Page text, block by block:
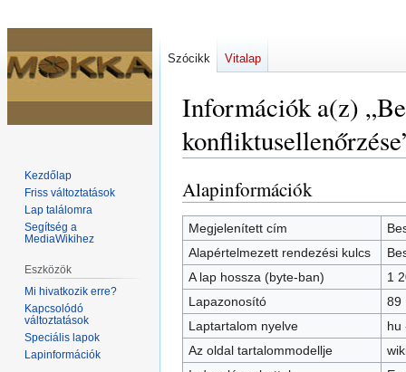
Információk a(z)
Ugrás
a
navigációhoz
Ugrás
a
kereséshez
Alapinformációk
Megjelenített cím
Alapértelmezett rendezési kulcs
A lap hossza (byte-ban)
1
Lapazonosító
89
Laptartalom nyelve
hu
Az oldal tartalommodellje
Szócikk Vitalap
Kezdőlap
Friss változtatások
Lap találomra
Segítség a
MediaWikihez
Eszközök
Mi hivatkozik erre?
Kapcsolódó
változtatások
Speciális lapok
Lapinformációk